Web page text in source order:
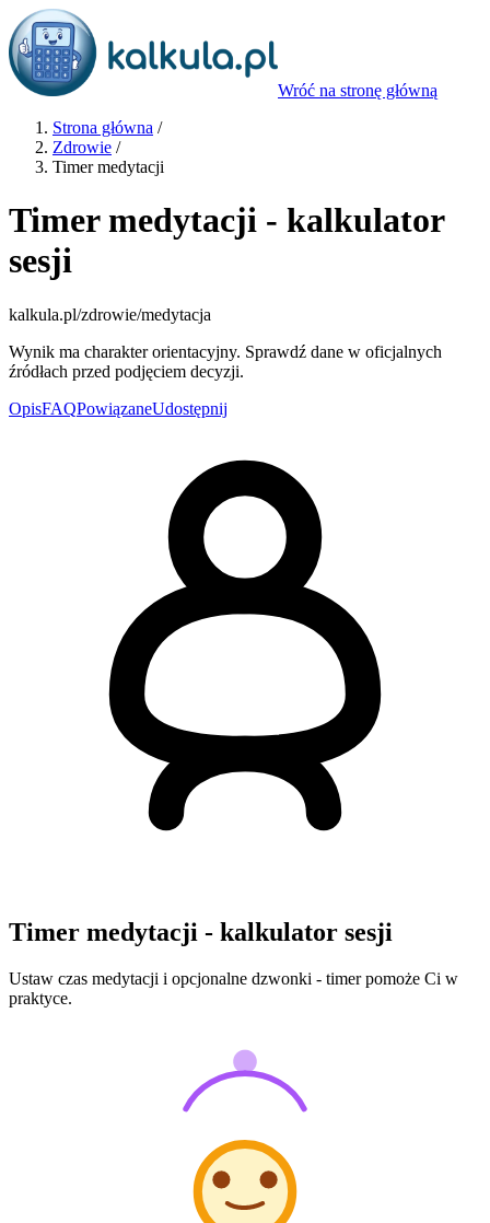
Wróć na stronę główną
Strona główna /
Zdrowie /
Timer medytacji
Timer medytacji - kalkulator
sesji
kalkula.pl/zdrowie/medytacja
Wynik ma charakter orientacyjny. Sprawdź dane w oficjalnych
źródłach przed podjęciem decyzji.
OpisFAQPowiązaneUdostępnij
Timer medytacji - kalkulator sesji
Ustaw czas medytacji i opcjonalne dzwonki - timer pomoże Ci w
praktyce.